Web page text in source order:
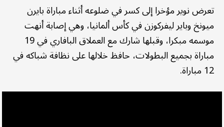
تعرض نوير مؤخرا إلى كسر في ضلوعه أثناء مباراة بايرن
ميونخ وباير ليفركوزن في كأس ألمانيا، وهي إصابة أنهت
موسمه مبكرا، وقبلها شارك مع العملاق البافاري في 19
مباراة بجميع البطولات، حافظ خلالها على نظافة شباكه في
12 مباراة.